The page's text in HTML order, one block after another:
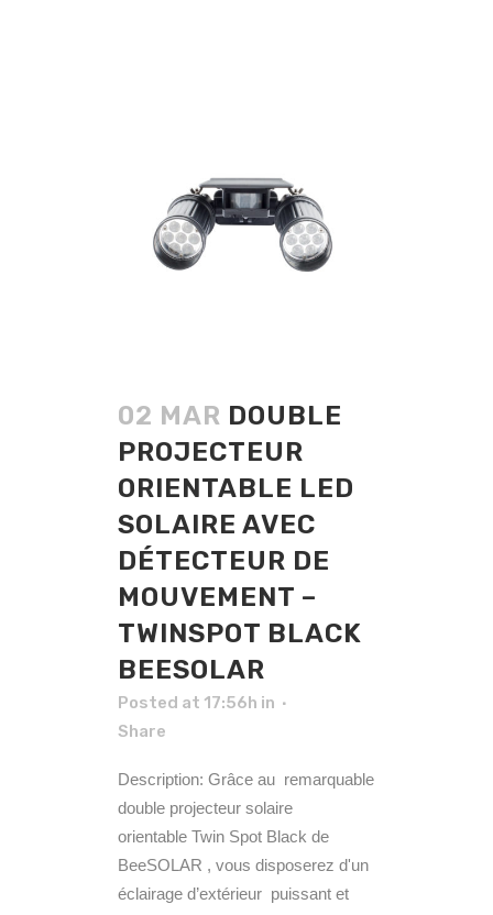
02 MAR DOUBLE
PROJECTEUR
ORIENTABLE LED
SOLAIRE AVEC
DÉTECTEUR DE
MOUVEMENT –
TWINSPOT BLACK
BEESOLAR
Posted at 17:56h in
Share
Description: Grâce au remarquable
double projecteur solaire
orientable Twin Spot Black de
BeeSOLAR , vous disposerez d'un
éclairage d’extérieur puissant et